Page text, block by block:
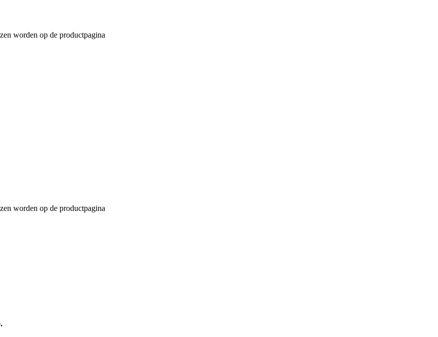
worden op de productpagina
worden op de productpagina